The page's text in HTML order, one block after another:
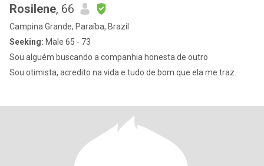
Rosilene, 66
Campina Grande, Paraíba, Brazil
Seeking: Male 65 - 73
Sou alguém buscando a companhia honesta de outro
Sou otimista, acredito na vida e tudo de bom que ela me traz.